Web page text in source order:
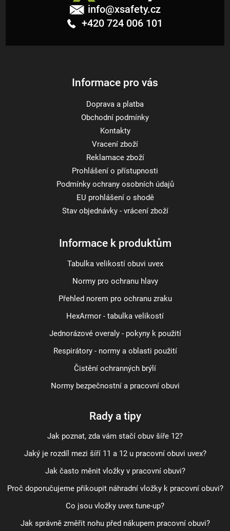
info@xsafety.cz
+420 724 006 101
Informace pro vás
Doprava a platba
Obchodní podmínky
Kontakty
Vracení zboží
Reklamace zboží
Prohlášení o přístupnosti
Podmínky ochrany osobních údajů
EU prohlášení o shodě
Stav objednávky - vrácení zboží
Informace k produktům
Tabulka velikostí obuvi uvex
Normy pro ochranu hlavy
Přehled norem pro ochranu zraku
HexArmor - tabulka velikostí
Jednorázové overaly - pokyny k použití
Respirátory - normy a oblasti použití
Čistění ochranných brýlí
Normy bezpečnostní a pracovní obuvi
Rady a tipy
Jak poznat, zda vám stačí obuv šíře 12?
Jaký je rozdíl mezi šíří 11 a 12 u pracovní obuvi uvex?
Jak často měnit vložky v pracovní obuvi?
Proč doporučujeme přikoupit náhradní vložky k pracovní obuvi?
Co jsou vložky uvex tune-up?
Jak správně změřit nohu před nákupem pracovní obuvi?